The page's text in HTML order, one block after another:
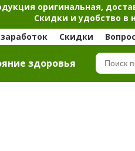
оригинальная,
Скидки и удобство в
Скидки
здоровья